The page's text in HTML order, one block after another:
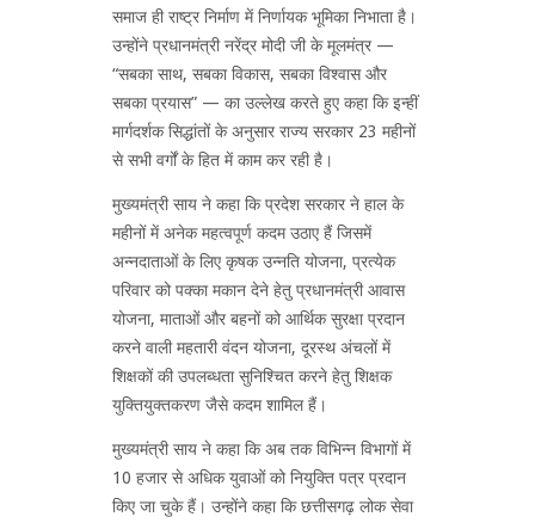
समाज ही राष्ट्र निर्माण में निर्णायक भूमिका निभाता है।
उन्होंने प्रधानमंत्री नरेंद्र मोदी जी के मूलमंत्र —
“सबका साथ, सबका विकास, सबका विश्वास और
सबका प्रयास” — का उल्लेख करते हुए कहा कि इन्हीं
मार्गदर्शक सिद्धांतों के अनुसार राज्य सरकार 23 महीनों
से सभी वर्गों के हित में काम कर रही है।
मुख्यमंत्री साय ने कहा कि प्रदेश सरकार ने हाल के
महीनों में अनेक महत्वपूर्ण कदम उठाए हैं जिसमें
अन्नदाताओं के लिए कृषक उन्नति योजना, प्रत्येक
परिवार को पक्का मकान देने हेतु प्रधानमंत्री आवास
योजना, माताओं और बहनों को आर्थिक सुरक्षा प्रदान
करने वाली महतारी वंदन योजना, दूरस्थ अंचलों में
शिक्षकों की उपलब्धता सुनिश्चित करने हेतु शिक्षक
युक्तियुक्तकरण जैसे कदम शामिल हैं।
मुख्यमंत्री साय ने कहा कि अब तक विभिन्न विभागों में
10 हजार से अधिक युवाओं को नियुक्ति पत्र प्रदान
किए जा चुके हैं। उन्होंने कहा कि छत्तीसगढ़ लोक सेवा